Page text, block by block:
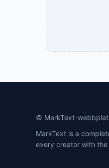
© MarkText-
MarkText is a
every creator with